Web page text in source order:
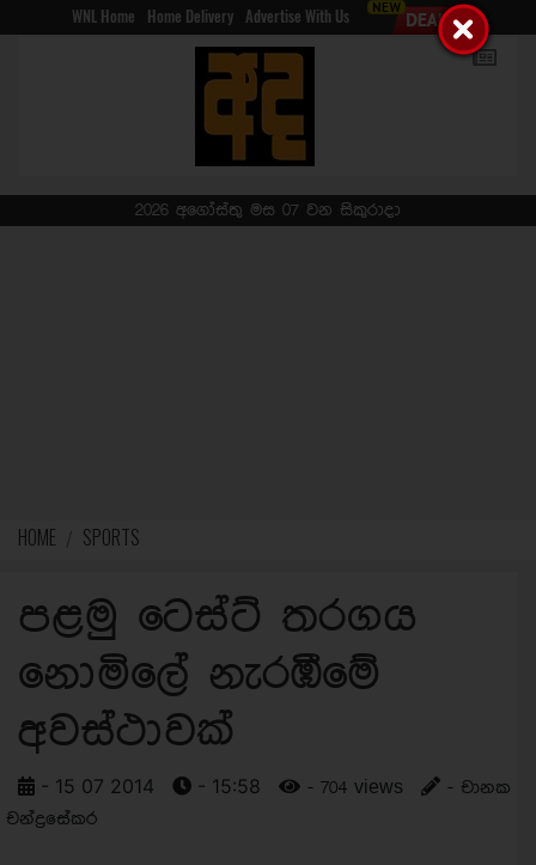
WNL Home Home Delivery Advertise With Us
2026 අගෝස්තු මස 07 වන සිකුරාදා
HOME SPORTS
පළමු ටෙස්ට් තරගය
නොමිලේ නැරඹීමේ
අවස්ථාවක්
- 15 07 2014 - 15:58 - 704 views
- චානක
චන්ද්‍රසේකර